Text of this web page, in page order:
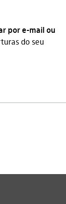
por e-mail ou
do seu